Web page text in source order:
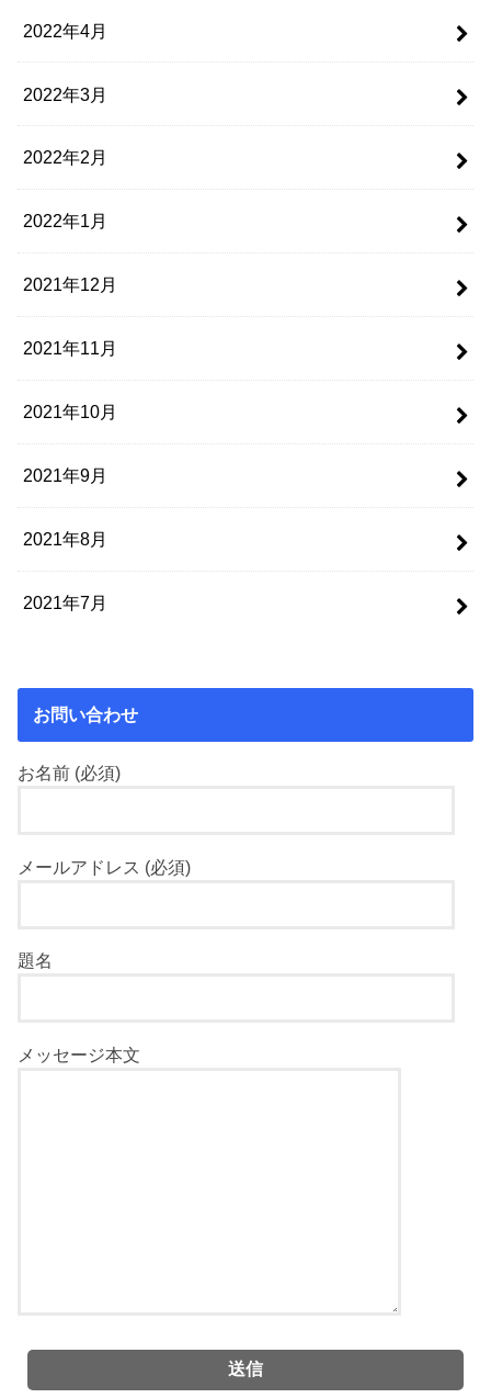
2022年4月
2022年3月
2022年2月
2022年1月
2021年12月
2021年11月
2021年10月
2021年9月
2021年8月
2021年7月
お問い合わせ
お名前 (必須)
メールアドレス (必須)
題名
メッセージ本文